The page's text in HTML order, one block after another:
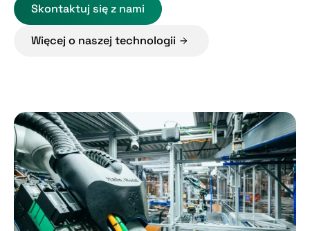
Skontaktuj się z nami
Więcej o naszej technologii